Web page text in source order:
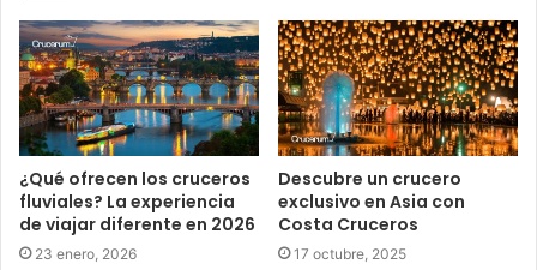
¿Qué ofrecen los cruceros
fluviales? La experiencia
de viajar diferente en 2026
23 enero, 2026
Descubre un crucero
exclusivo en Asia con
Costa Cruceros
17 octubre, 2025